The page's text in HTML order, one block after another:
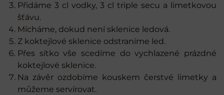
Přidáme 3 cl vodky, 3 cl triple secu a limetkovou
šťávu.
Mícháme, dokud není sklenice ledová.
Z koktejlové sklenice odstraníme led.
Přes sítko vše scedíme do vychlazené prázdné
koktejlové sklenice.
Na závěr ozdobíme kouskem čerstvé limetky a
můžeme servírovat.